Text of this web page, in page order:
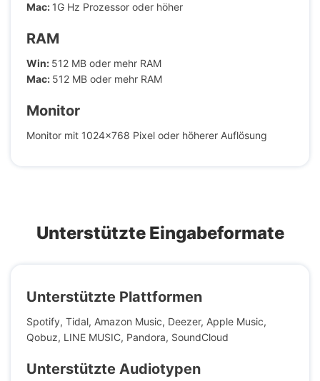
Mac: 1G Hz Prozessor oder höher
RAM
Win: 512 MB oder mehr RAM
Mac: 512 MB oder mehr RAM
Monitor
Monitor mit 1024x768 Pixel oder höherer Auflösung
Unterstützte Eingabeformate
Unterstützte Plattformen
Spotify, Tidal, Amazon Music, Deezer, Apple Music,
Qobuz, LINE MUSIC, Pandora, SoundCloud
Unterstützte Audiotypen